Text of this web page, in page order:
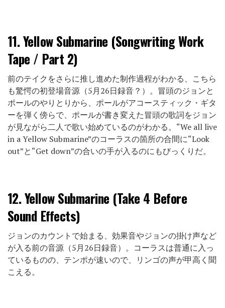
11.Yellow Submarine (Songwriting Work
Tape / Part 2)
前のテイクをさらに推し進めた制作過程がわかる、こちら
も驚愕の初登場音源（5月26日録音？）。冒頭のジョンと
ポールのやりとりから、ポールがアコースティック・ギタ
ーを弾く傍らで、ポールが書き変えた冒頭の歌詞をジョン
が見ながら二人で歌い始めているのがわかる。“We all live
in a Yellow Submarine”のコーラスの箇所の合間に“Look
out”と“Get down”の合いの手が入るのにもびっくりだ。
12.Yellow Submarine (Take 4 Before
Sound Effects)
ジョンのカウントで始まる、効果音やジョンの掛け声など
が入る前の音源（5月26日録音）。コーラスは普通に入っ
ているものの、テンポが速いので、リンゴの声が甲高く聞
こえる。